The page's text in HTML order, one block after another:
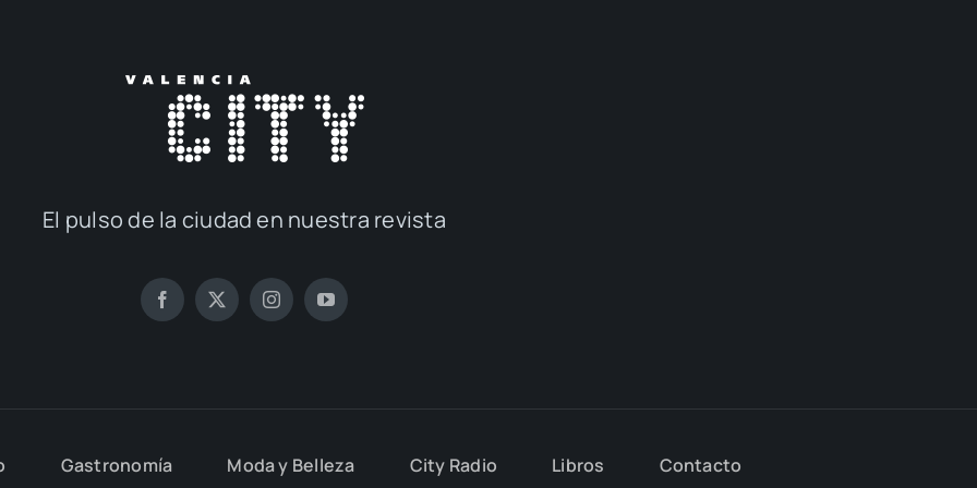
El pul­so de la ciu­dad en nues­tra revis­ta
Gas­tro­no­mía Moda y Belle­za City Radio Libros Con­tac­to